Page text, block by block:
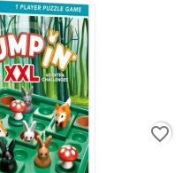
favorite_border